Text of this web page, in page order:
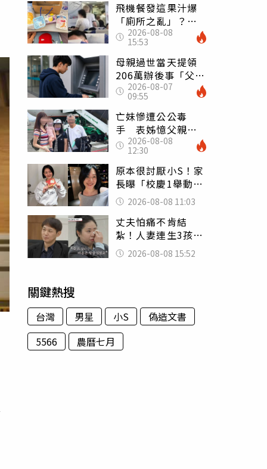
飛機餐發這果汁爆
「廁所之亂」？乘
客崩潰：差點丟大
臉 醫揭3類人別亂
喝
2026-08-08
15:53
母親過世當天提領
206萬辦後事「父子
遭判刑」 律師：
搶錢先下手是罪
2026-08-07
09:55
亡妹慘遭公公毒
手 表姊憶父親節
前夕：小舅舅仍到
殯儀館陪她說話
2026-08-08
12:30
原本很討厭小S！家
長曝「校慶1舉動」
讓她徹底改觀 網
友洗版認證
2026-08-08 11:03
丈夫怕痛不肯結
紮！人妻連生3孩
控遭家暴淚喊：真
的好累
2026-08-08 15:52
關鍵熱搜
台灣 男星 小S
偽造文書
5566
農曆七月